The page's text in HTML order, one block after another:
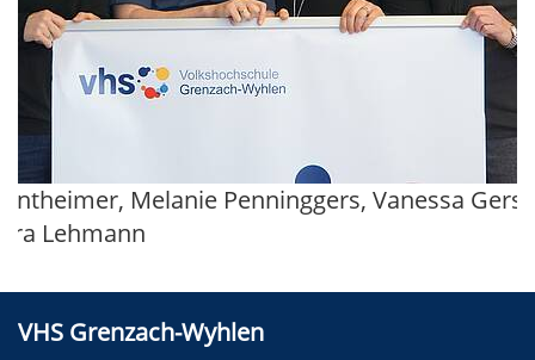
Melanie Penninggers, Vanessa
Lehmann
VHS Grenzach-Wyhlen